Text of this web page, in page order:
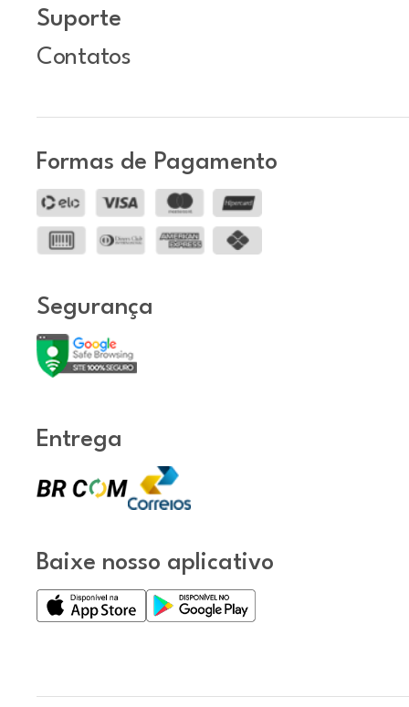
Suporte
Contatos
Formas de Pagamento
Segurança
Entrega
Baixe nosso aplicativo